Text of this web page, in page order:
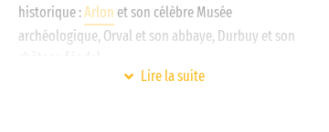
historique :Arlon et son célèbre Musée
archéologique, Orval et son abbaye, Durbuy et son
Lire la suite